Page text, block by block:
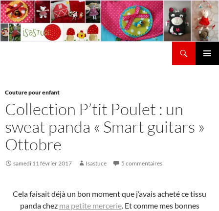
Aller
au
contenu
Couture pour enfant
Collection P’tit Poulet : un
sweat panda « Smart guitars »
Ottobre
samedi 11 février 2017 Isastuce 5 commentaires
Cela faisait déjà un bon moment que j’avais acheté ce tissu
panda chez ma petite mercerie. Et comme mes bonnes